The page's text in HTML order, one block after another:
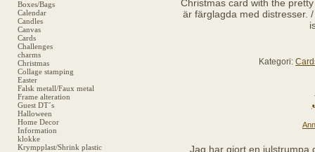
Boxes/Bags
Calendar
Candles
Canvas
Cards
Challenges
charms
Christmas
Collage stamping
Easter
Falsk metall/Faux metal
Frame alteration
Guest DT´s
Halloween
Home Decor
Information
klokke
Krympplast/Shrink plastic
Christmas card with the
är färglagda med distresser.
Kategori:
Jag har gjort en julstrumpa